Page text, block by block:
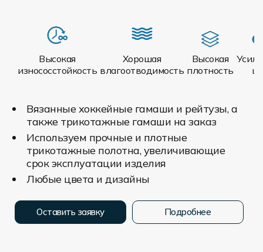
Высокая
износосстойкость
Хорошая
влагоотводимость
Высокая
плотность
Вязанные хоккейные гамаши и рейтузы, а
также трикотажные гамаши на заказ
Используем прочные и плотные
трикотажные полотна, увеличивающие
срок эксплуатации изделия
Любые цвета и дизайны
Оставить заявку Подробнее